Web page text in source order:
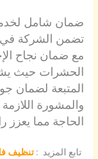
ضمان شامل
تضمن الشركة
مع ضمان نجاح
الحشرات حيث
المتبعة لضمان
والمشورة
الحاجة مما يعزز
تابع المزيد :تنظيف